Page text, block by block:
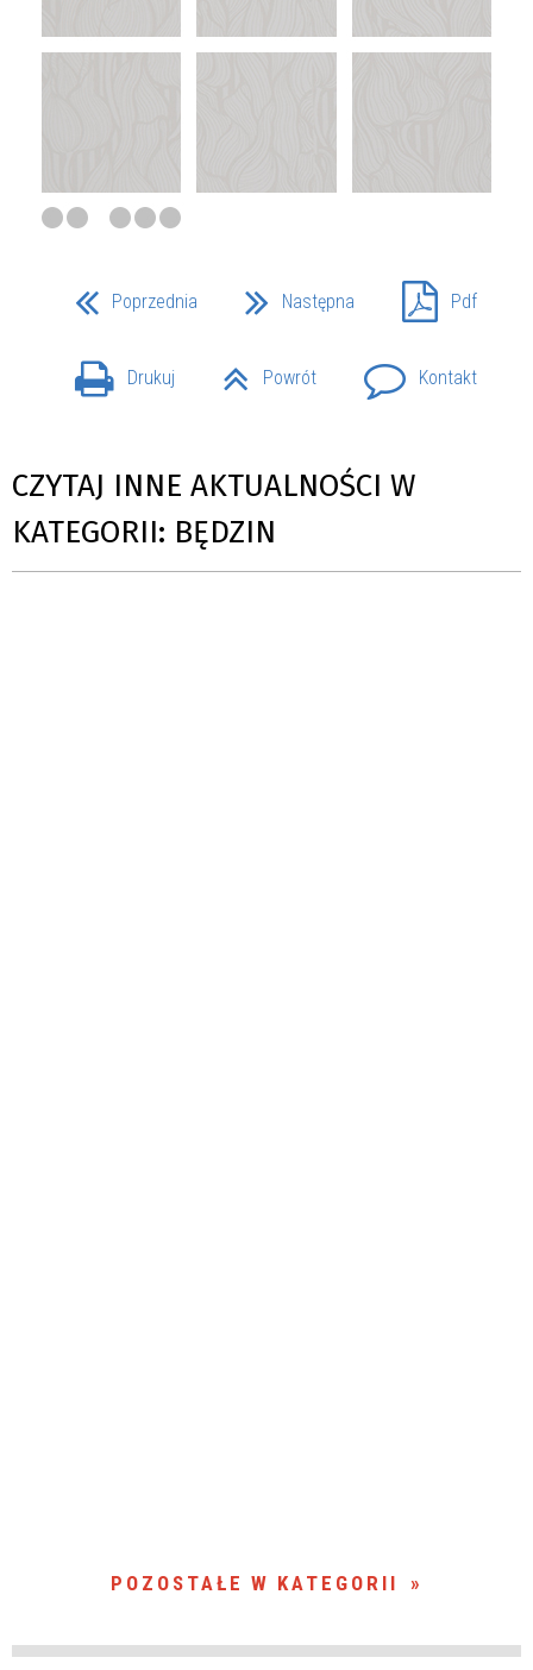
Poprzednia Następna Pdf
Drukuj Powrót Kontakt
CZYTAJ INNE AKTUALNOŚCI W
KATEGORII: BĘDZIN
POZOSTAŁE W KATEGORII